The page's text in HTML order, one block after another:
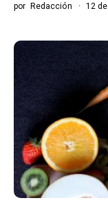
por Redacción 12